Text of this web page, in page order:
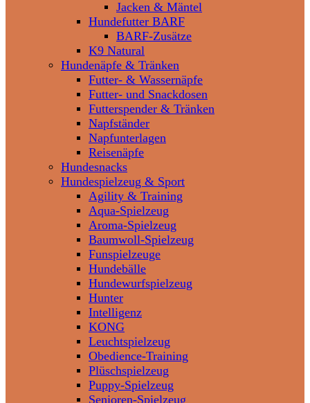
Jacken & Mäntel
Hundefutter BARF
BARF-Zusätze
K9 Natural
Hundenäpfe & Tränken
Futter- & Wassernäpfe
Futter- und Snackdosen
Futterspender & Tränken
Napfständer
Napfunterlagen
Reisenäpfe
Hundesnacks
Hundespielzeug & Sport
Agility & Training
Aqua-Spielzeug
Aroma-Spielzeug
Baumwoll-Spielzeug
Funspielzeuge
Hundebälle
Hundewurfspielzeug
Hunter
Intelligenz
KONG
Leuchtspielzeug
Obedience-Training
Plüschspielzeug
Puppy-Spielzeug
Senioren-Spielzeug